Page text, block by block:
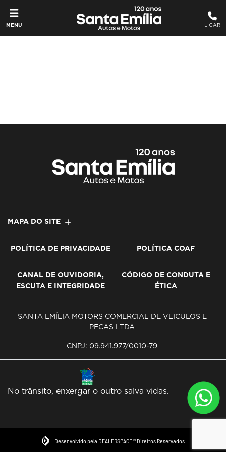
MENU LIGAR
MAPA DO SITE
POLÍTICA DE PRIVACIDADE POLÍTICA COAF
CANAL DE OUVIDORIA,
ESCUTA E INTEGRIDADE
CÓDIGO DE CONDUTA E
ÉTICA
SANTA EMÍLIA MOTORS COMERCIAL DE VEICULOS E
PECAS LTDA
CNPJ: 09.941.977/0010-79
No trânsito, enxergar o outro salva vidas.
Desenvolvido pela DEALERSPACE ® Direitos Reservados.